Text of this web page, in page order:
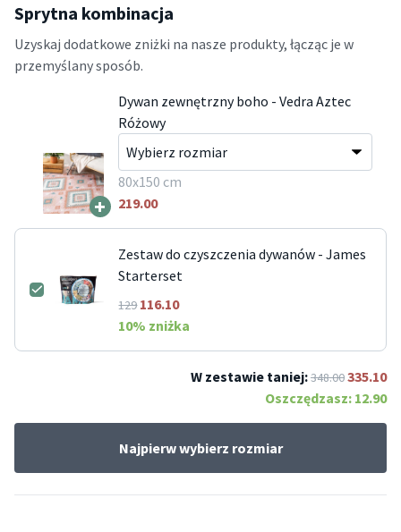
Sprytna kombinacja
Uzyskaj dodatkowe zniżki na nasze produkty, łącząc je w
przemyślany sposób.
+
Dywan zewnętrzny boho - Vedra Aztec
Różowy
80x150 cm
219.00
Zestaw do czyszczenia dywanów - James
Starterset
129116.10
10% zniżka
W zestawie taniej:348.00335.10
Oszczędzasz: 12.90
Najpierw wybierz rozmiar